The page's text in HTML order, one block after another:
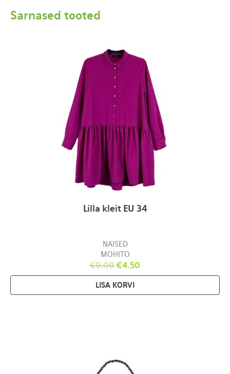
Sarnased tooted
Lilla kleit EU 34
NAISED
MOHITO
€9.00 €4.50
LISA KORVI